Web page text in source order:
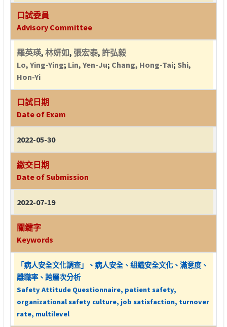
口試委員
Advisory Committee
羅英瑛, 林妍如, 張宏泰, 許弘毅
Lo, Ying-Ying; Lin, Yen-Ju; Chang, Hong-Tai; Shi,
Hon-Yi
口試日期
Date of Exam
2022-05-30
繳交日期
Date of Submission
2022-07-19
關鍵字
Keywords
「病人安全文化調查」、病人安全、組織安全文化、滿意度、
離職率、跨層次分析
Safety Attitude Questionnaire, patient safety,
organizational safety culture, job satisfaction, turnover
rate, multilevel